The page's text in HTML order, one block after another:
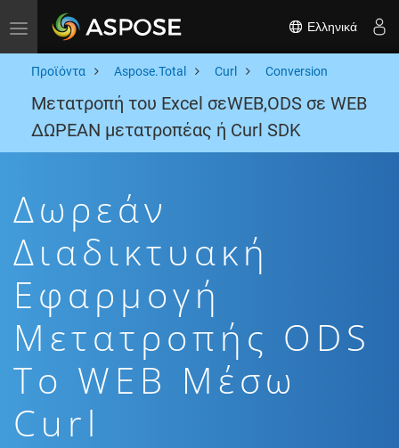
Toggle navigation Ελληνικά
Προϊόντα Aspose.Total Curl Conversion
Μετατροπή του Excel σεWEB,ODS σε WEB
ΔΩΡΕΑΝ μετατροπέας ή Curl SDK
Δωρεάν
Διαδικτυακή
Εφαρμογή
Μετατροπής ODS
To WEB Μέσω
Curl